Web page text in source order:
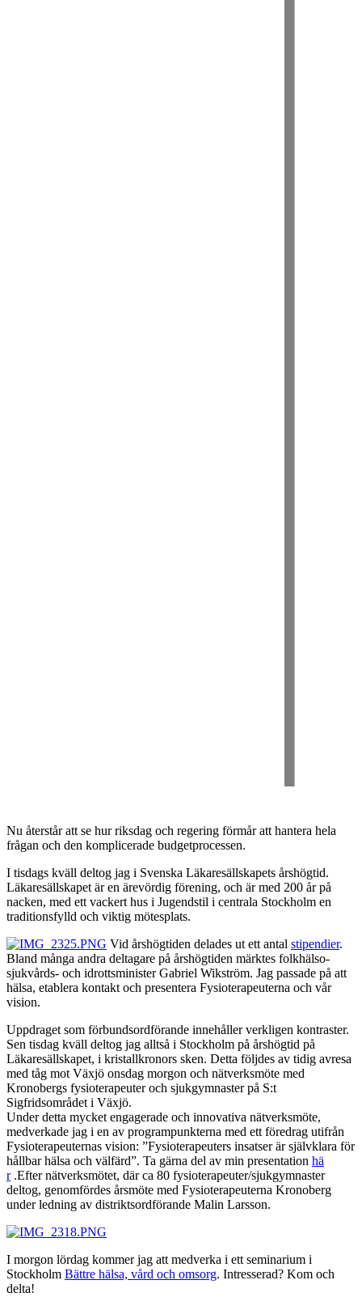
Nu återstår att se hur riksdag och regering förmår att hantera hela
frågan och den komplicerade budgetprocessen.
I tisdags kväll deltog jag i Svenska Läkaresällskapets årshögtid.
Läkaresällskapet är en ärevördig förening, och är med 200 år på
nacken, med ett vackert hus i Jugendstil i centrala Stockholm en
traditionsfylld och viktig mötesplats.
Vid årshögtiden delades ut ett antal stipendier.
Bland många andra deltagare på årshögtiden märktes folkhälso-
sjukvårds- och idrottsminister Gabriel Wikström. Jag passade på att
hälsa, etablera kontakt och presentera Fysioterapeuterna och vår
vision.
Uppdraget som förbundsordförande innehåller verkligen kontraster.
Sen tisdag kväll deltog jag alltså i Stockholm på årshögtid på
Läkaresällskapet, i kristallkronors sken. Detta följdes av tidig avresa
med tåg mot Växjö onsdag morgon och nätverksmöte med
Kronobergs fysioterapeuter och sjukgymnaster på S:t
Sigfridsområdet i Växjö.
Under detta mycket engagerade och innovativa nätverksmöte,
medverkade jag i en av programpunkterna med ett föredrag utifrån
Fysioterapeuternas vision: ”Fysioterapeuters insatser är självklara för
hållbar hälsa och välfärd”. Ta gärna del av min presentation hä
r.Efter nätverksmötet, där ca 80 fysioterapeuter/sjukgymnaster
deltog, genomfördes årsmöte med Fysioterapeuterna Kronoberg
under ledning av distriktsordförande Malin Larsson.
I morgon lördag kommer jag att medverka i ett seminarium i
Stockholm Bättre hälsa, vård och omsorg. Intresserad? Kom och
delta!